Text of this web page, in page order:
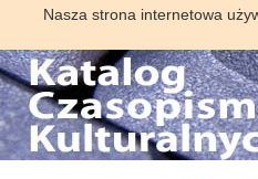
Nasza strona internetowa